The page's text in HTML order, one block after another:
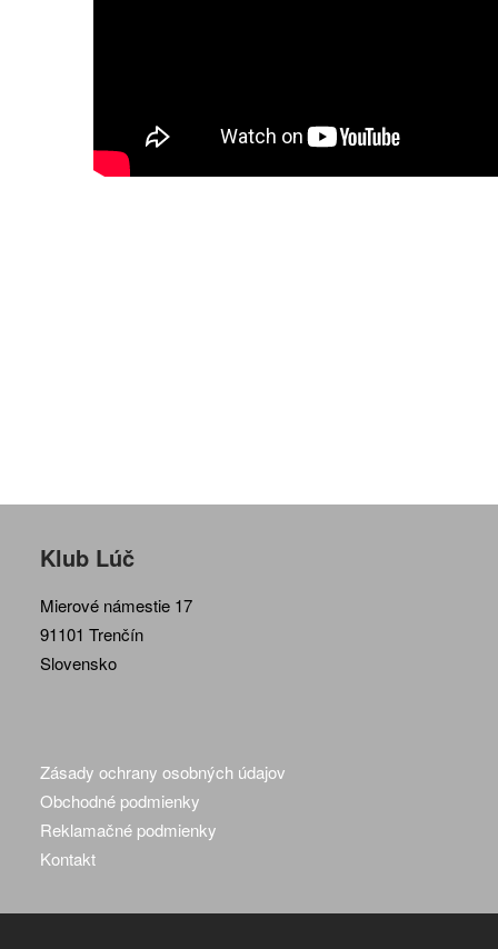
Klub Lúč
Mierové námestie 17
91101 Trenčín
Slovensko
Zásady ochrany osobných údajov
Obchodné podmienky
Reklamačné podmienky
Kontakt